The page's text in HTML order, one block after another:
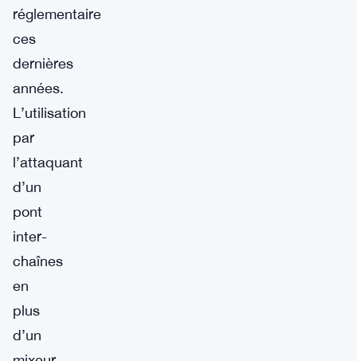
réglementaire
ces
dernières
années.
L’utilisation
par
l’attaquant
d’un
pont
inter-
chaînes
en
plus
d’un